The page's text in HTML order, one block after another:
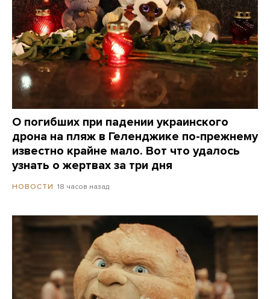
О погибших при падении украинского
дрона на пляж в Геленджике по-прежнему
известно крайне мало. Вот что удалось
узнать о жертвах за три дня
НОВОСТИ 18 часов назад